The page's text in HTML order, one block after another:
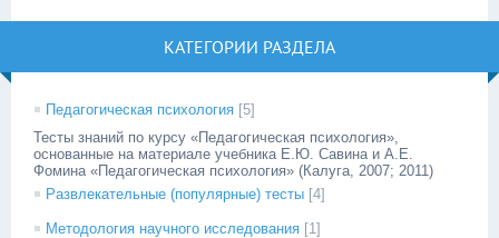
КАТЕГОРИИ РАЗДЕЛА
Педагогическая психология [5]
Тесты знаний по курсу «Педагогическая психология»,
основанные на материале учебника Е.Ю. Савина и А.Е.
Фомина «Педагогическая психология» (Калуга, 2007; 2011)
Развлекательные (популярные) тесты [4]
Методология научного исследования [1]